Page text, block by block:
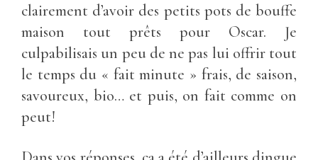
clairement d’avoir des petits pots de bouffe
maison tout prêts pour Oscar. Je
culpabilisais un peu de ne pas lui offrir tout
le temps du « fait minute » frais, de saison,
savoureux, bio… et puis, on fait comme on
peut!